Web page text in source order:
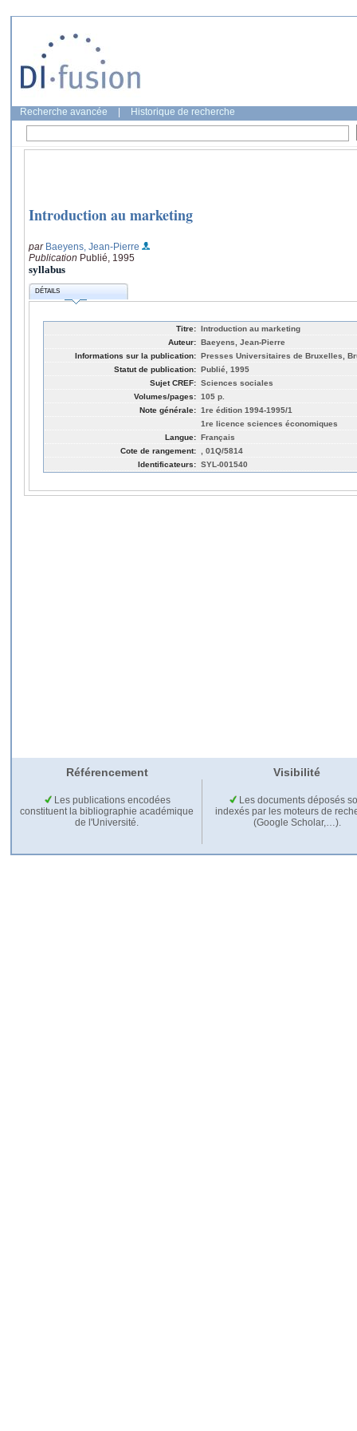
Recherche avancée Historique de recherche
Introduction au marketing
par Baeyens, Jean-Pierre
Publication Publié, 1995
syllabus
DÉTAILS
Titre: Introduction au marketing
Auteur: Baeyens, Jean-Pierre
Informations sur la publication: Presses Universitaires de Bruxelles,
Statut de publication: Publié, 1995
Sujet CREF: Sciences sociales
Volumes/pages: 105 p.
Note générale: 1re édition 1994-1995/1
1re licence sciences économiques
Langue: Français
Cote de rangement:
, 01Q/5814
Identificateurs: SYL-001540
Référencement Visibilité
Les publications encodées
constituent la bibliographie académique
de l'Université.
Les documents déposés
indexés par les moteurs de
(Google Scholar,…).